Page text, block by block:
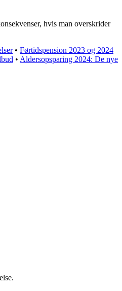
hvis man overskrider
• Førtidspension 2023 og 2024
• Aldersopsparing 2024: De nye